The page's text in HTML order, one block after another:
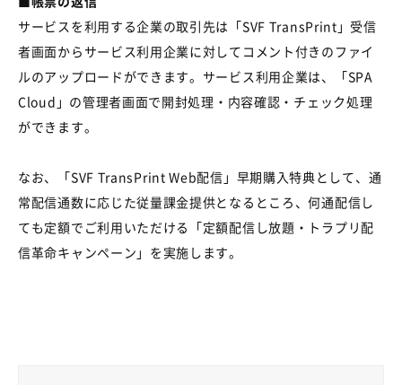
サービスを利用する企業の取引先は「SVF TransPrint 」受信
者画面からサービス利用企業に対してコメント付きのファイ
ルのアップロードができます。サービス利用企業は、「SPA
Cloud 」の管理者画面で開封処理・内容確認・チェック処理
ができます。
なお、「SVF TransPrint Web配信」早期購入特典として、通
常配信通数に応じた従量課金提供となるところ、何通配信し
ても定額でご利用いただける「定額配信し放題・トラプリ配
信革命キャンペーン」を実施します。